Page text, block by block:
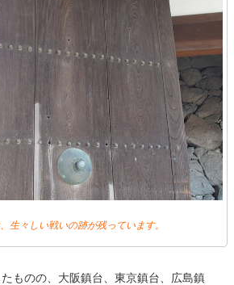
生々しい戦いの跡が残っています。
ものの、大阪鎮台、東京鎮台、広島鎮